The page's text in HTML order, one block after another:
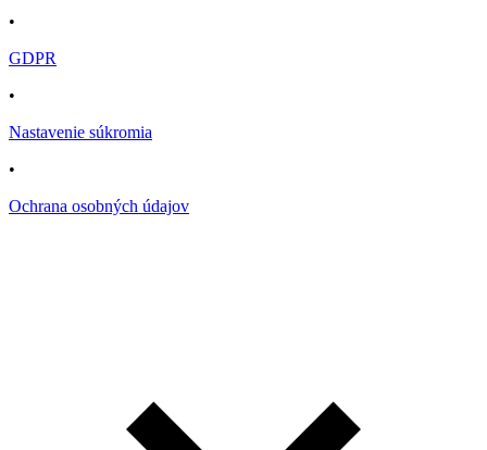
•
GDPR
•
Nastavenie súkromia
•
Ochrana osobných údajov